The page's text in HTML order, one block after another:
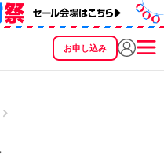
お申し込み